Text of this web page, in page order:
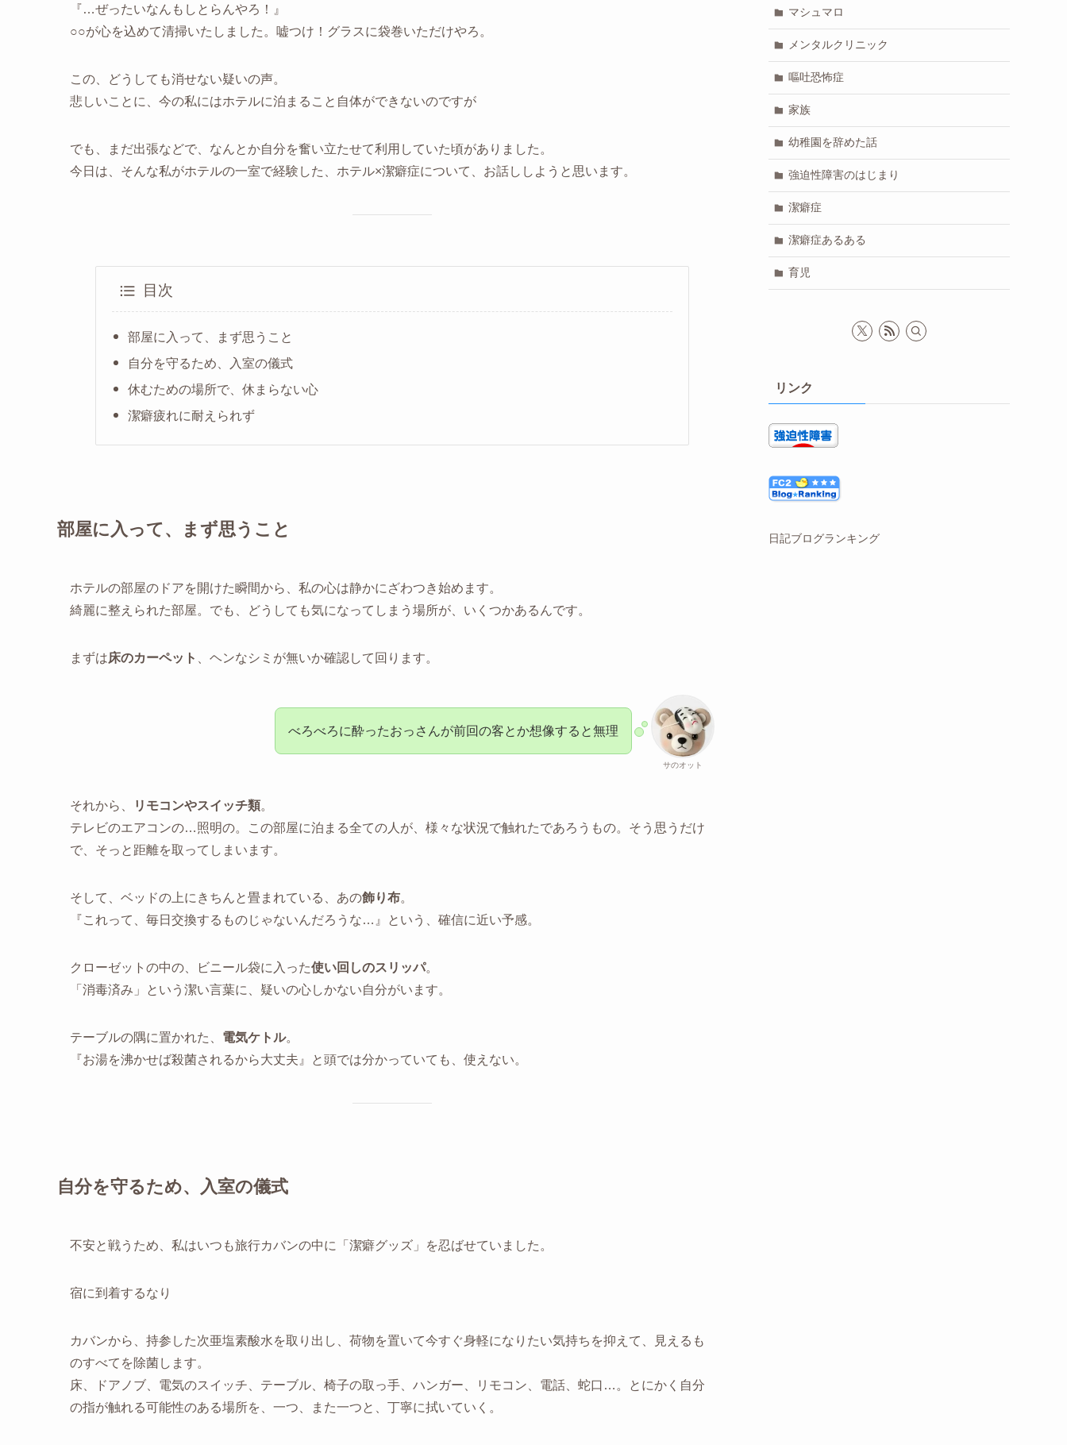
『…ぜったいなんもしとらんやろ！』
○○が心を込めて清掃いたしました。嘘つけ！グラスに袋巻いただけやろ。
この、どうしても消せない疑いの声。
悲しいことに、今の私にはホテルに泊まること自体ができないのですが
でも、まだ出張などで、なんとか自分を奮い立たせて利用していた頃がありました。
今日は、そんな私がホテルの一室で経験した、ホテル×潔癖症について、お話ししようと思います。
目次
部屋に入って、まず思うこと
自分を守るため、入室の儀式
休むための場所で、休まらない心
潔癖疲れに耐えられず
部屋に入って、まず思うこと
ホテルの部屋のドアを開けた瞬間から、私の心は静かにざわつき始めます。
綺麗に整えられた部屋。でも、どうしても気になってしまう場所が、いくつかあるんです。
まずは床のカーペット 、ヘンなシミが無いか確認して回ります。
サのオット
べろべろに酔ったおっさんが前回の客とか想像すると無理
それから、 リモコンやスイッチ類。
テレビのエアコンの…照明の。この部屋に泊まる全ての人が、様々な状況で触れたであろうもの。そう思うだけ
で、そっと距離を取ってしまいます。
そして、ベッドの上にきちんと畳まれている、あの飾り布。
『これって、毎日交換するものじゃないんだろうな…』という、確信に近い予感。
クローゼットの中の、ビニール袋に入った使い回しのスリッパ。
「消毒済み」という潔い言葉に、疑いの心しかない自分がいます。
テーブルの隅に置かれた、 電気ケトル。
『お湯を沸かせば殺菌されるから大丈夫』と頭では分かっていても、使えない。
自分を守るため、入室の儀式
不安と戦うため、私はいつも旅行カバンの中に「潔癖グッズ」を忍ばせていました。
宿に到着するなり
カバンから、持参した次亜塩素酸水を取り出し、荷物を置いて今すぐ身軽になりたい気持ちを抑えて、見えるも
のすべてを除菌します。
床、ドアノブ、電気のスイッチ、テーブル、椅子の取っ手、ハンガー、リモコン、電話、蛇口…。とにかく自分
の指が触れる可能性のある場所を、一つ、また一つと、丁寧に拭いていく。
マシュマロ
メンタルクリニック
嘔吐恐怖症
家族
幼稚園を辞めた話
強迫性障害のはじまり
潔癖症
潔癖症あるある
育児
リンク
日記ブログランキング